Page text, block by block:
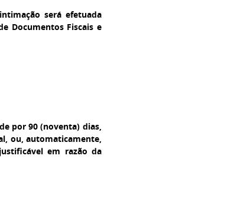
será efetuada
Documentos Fiscais e
por 90 (noventa) dias,
ou, automaticamente,
em razão da